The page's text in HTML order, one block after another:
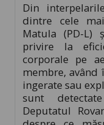
Din
dintre cele
Matula (PD-L)
privire la
corporale pe
membre, având
ingerate sau
sunt
Deputatul